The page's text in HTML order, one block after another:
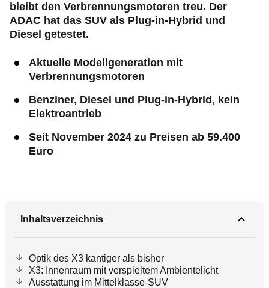
bleibt den Verbrennungsmotoren treu. Der
ADAC hat das SUV als Plug‑in-Hybrid und
Diesel getestet.
Aktuelle Modellgeneration mit
Verbrennungsmotoren
Benziner, Diesel und Plug‑in-Hybrid, kein
Elektroantrieb
Seit November 2024 zu Preisen ab 59.400
Euro
Inhaltsverzeichnis
Optik des X3 kantiger als bisher
X3: Innenraum mit verspieltem Ambientelicht
Ausstattung im Mittelklasse-SUV